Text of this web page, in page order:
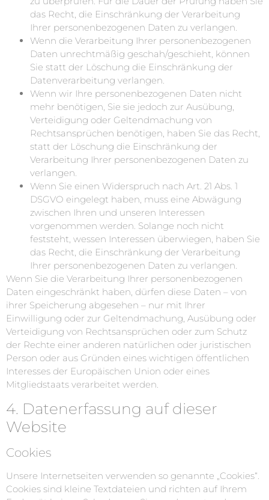
das Recht, die Einschränkung der Verarbeitung
Ihrer personenbezogenen Daten zu verlangen.
Wenn die Verarbeitung Ihrer personenbezogenen
Daten unrechtmäßig geschah/geschieht, können
Sie statt der Löschung die Einschränkung der
Datenverarbeitung verlangen.
Wenn wir Ihre personenbezogenen Daten nicht
mehr benötigen, Sie sie jedoch zur Ausübung,
Verteidigung oder Geltendmachung von
Rechtsansprüchen benötigen, haben Sie das Recht,
statt der Löschung die Einschränkung der
Verarbeitung Ihrer personenbezogenen Daten zu
verlangen.
Wenn Sie einen Widerspruch nach Art. 21 Abs. 1
DSGVO eingelegt haben, muss eine Abwägung
zwischen Ihren und unseren Interessen
vorgenommen werden. Solange noch nicht
feststeht, wessen Interessen überwiegen, haben Sie
das Recht, die Einschränkung der Verarbeitung
Ihrer personenbezogenen Daten zu verlangen.
Wenn Sie die Verarbeitung Ihrer personenbezogenen
Daten eingeschränkt haben, dürfen diese Daten – von
ihrer Speicherung abgesehen – nur mit Ihrer
Einwilligung oder zur Geltendmachung, Ausübung oder
Verteidigung von Rechtsansprüchen oder zum Schutz
der Rechte einer anderen natürlichen oder juristischen
Person oder aus Gründen eines wichtigen öffentlichen
Interesses der Europäischen Union oder eines
Mitgliedstaats verarbeitet werden.
4. Datenerfassung auf dieser
Website
Cookies
Unsere Internetseiten verwenden so genannte „Cookies“.
Cookies sind kleine Textdateien und richten auf Ihrem